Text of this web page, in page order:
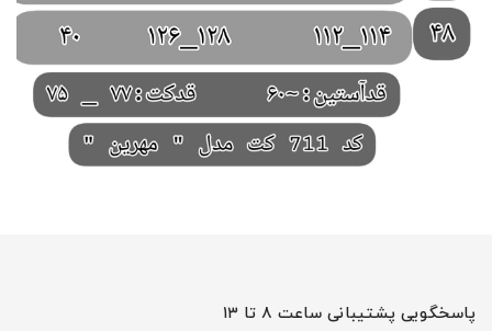
پاسخگویی پشتیبانی ساعت ۸ تا ۱۳